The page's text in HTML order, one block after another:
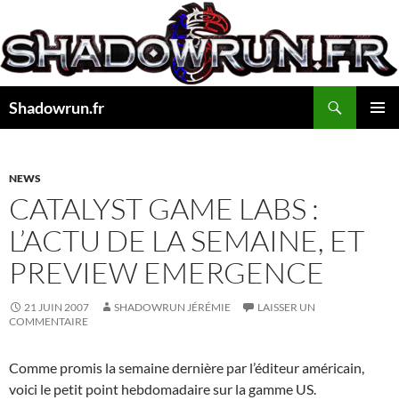
au
contenu
Shadowrun.fr
NEWS
CATALYST GAME LABS :
L’ACTU DE LA SEMAINE, ET
PREVIEW EMERGENCE
21 JUIN 2007 SHADOWRUN JÉRÉMIE
LAISSER UN
COMMENTAIRE
Comme promis la semaine dernière par l’éditeur américain,
voici le petit point hebdomadaire sur la gamme US.